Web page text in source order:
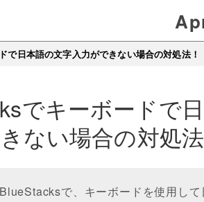
で日本語の文字入力ができない場合の対処法！
でキーボードで
ない場合の対処法
で、キーボードを使用して